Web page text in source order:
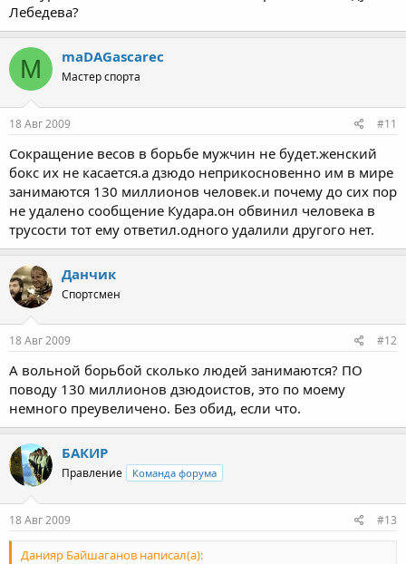
Лебедева?
M maDAGasсarec
Мастер спорта
18 Авг 2009 #11
Сокращение весов в борьбе мужчин не будет.женский
бокс их не касается.а дзюдо неприкосновенно им в мире
занимаются 130 миллионов человек.и почему до сих пор
не удалено сообщение Кудара.он обвинил человека в
трусости тот ему ответил.одного удалили другого нет.
Данчик
Спортсмен
18 Авг 2009 #12
А вольной борьбой сколько людей занимаются? ПО
поводу 130 миллионов дзюдоистов, это по моему
немного преувеличено. Без обид, если что.
БАКИР
Правление Команда форума
18 Авг 2009 #13
Данияр Байшаганов написал(а):